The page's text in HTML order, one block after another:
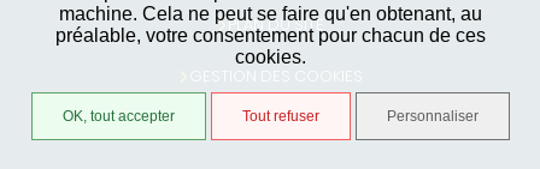
machine. Cela ne peut se faire qu'en obtenant, au
préalable, votre consentement pour chacun de ces
cookies.
OK, tout accepter Tout refuser Personnaliser
PLAN DU SITE
GESTION DES COOKIES